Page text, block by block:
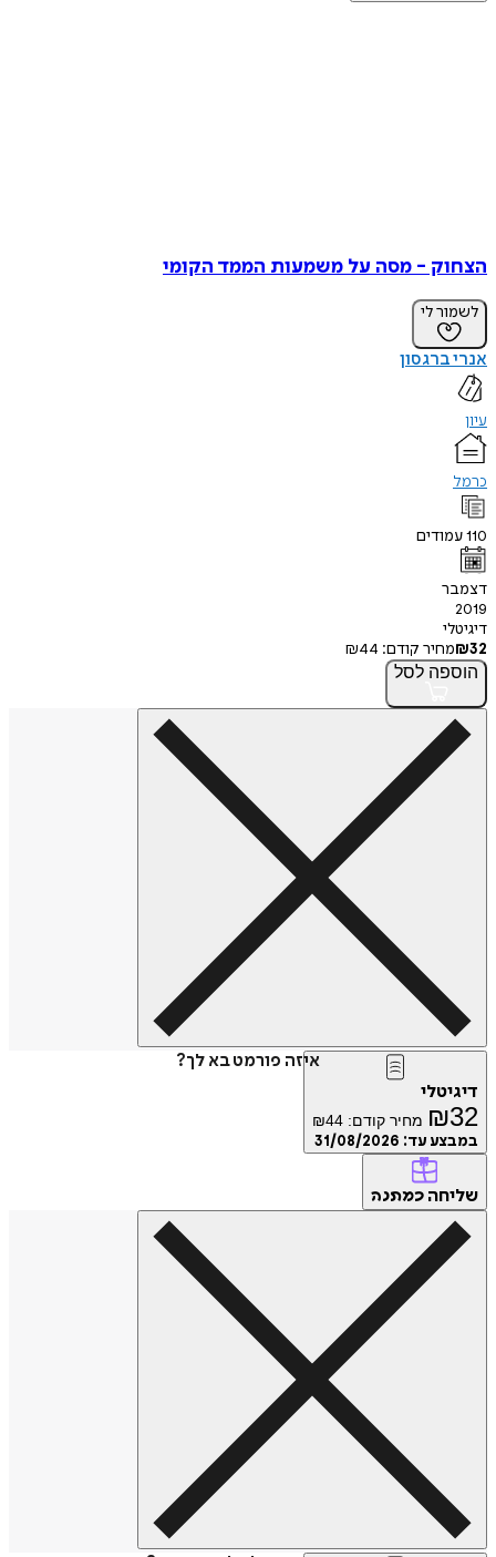
הצחוק - מסה על משמעות הממד הקומי
לשמור לי
אנרי ברגסון
עיון
כרמל
110עמודים
דצמבר
2019
דיגיטלי
₪32 מחיר קודם: ₪44
הוספה לסל
איזה פורמט בא לך?
דיגיטלי
₪32 מחיר קודם: ₪44
במבצע עד: 31/08/2026
שליחה כמתנה